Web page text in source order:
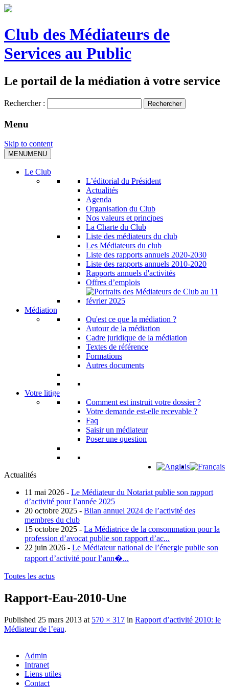
Club des Médiateurs de
Services au Public
Le portail de la médiation à votre service
Rechercher :
Menu
Skip to content
MENUMENU
Le Club
L’éditorial du Président
Actualités
Agenda
Organisation du Club
Nos valeurs et principes
La Charte du Club
Liste des médiateurs du club
Les Médiateurs du club
Liste des rapports annuels 2020-2030
Liste des rapports annuels 2010-2020
Rapports annuels d'activités
Offres d’emplois
Médiation
Qu'est ce que la médiation ?
Autour de la médiation
Cadre juridique de la médiation
Textes de référence
Formations
Autres documents
Votre litige
Comment est instruit votre dossier ?
Votre demande est-elle recevable ?
Faq
Saisir un médiateur
Poser une question
Actualités
11 mai 2026 - Le Médiateur du Notariat publie son rapport
d’activité pour l’année 2025
20 octobre 2025 - Bilan annuel 2024 de l’activité des
membres du club
15 octobre 2025 - La Médiatrice de la consommation pour la
profession d’avocat publie son rapport d’ac...
22 juin 2026 - Le Médiateur national de l’énergie publie son
rapport d’activité pour l’ann�...
Toutes les actus
Rapport-Eau-2010-Une
Published 25 mars 2013 at 570 × 317 in Rapport d’activité 2010: le
Médiateur de l’eau.
Admin
Intranet
Liens utiles
Contact